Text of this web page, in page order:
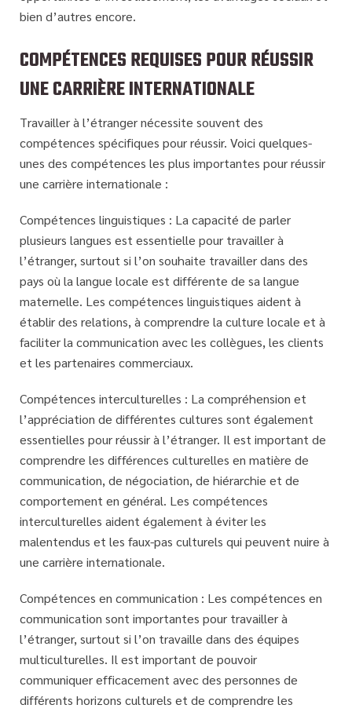
bien d’autres encore.
COMPÉTENCES REQUISES POUR RÉUSSIR
UNE CARRIÈRE INTERNATIONALE
Travailler à l’étranger nécessite souvent des
compétences spécifiques pour réussir. Voici quelques-
unes des compétences les plus importantes pour réussir
une carrière internationale :
Compétences linguistiques : La capacité de parler
plusieurs langues est essentielle pour travailler à
l’étranger, surtout si l’on souhaite travailler dans des
pays où la langue locale est différente de sa langue
maternelle. Les compétences linguistiques aident à
établir des relations, à comprendre la culture locale et à
faciliter la communication avec les collègues, les clients
et les partenaires commerciaux.
Compétences interculturelles : La compréhension et
l’appréciation de différentes cultures sont également
essentielles pour réussir à l’étranger. Il est important de
comprendre les différences culturelles en matière de
communication, de négociation, de hiérarchie et de
comportement en général. Les compétences
interculturelles aident également à éviter les
malentendus et les faux-pas culturels qui peuvent nuire à
une carrière internationale.
Compétences en communication : Les compétences en
communication sont importantes pour travailler à
l’étranger, surtout si l’on travaille dans des équipes
multiculturelles. Il est important de pouvoir
communiquer efficacement avec des personnes de
différents horizons culturels et de comprendre les